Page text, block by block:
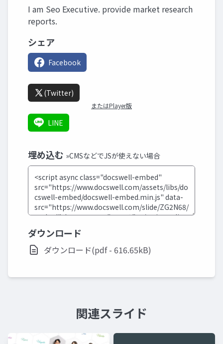
I am Seo Executive. provide market research
reports.
シェア
Facebook
(Twitter)
またはPlayer版
LINE
埋め込む »CMSなどでJSが使えない場合
ダウンロード
ダウンロード(pdf - 616.65kB)
関連スライド